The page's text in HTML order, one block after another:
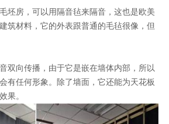
坯房，可以用隔音毡来隔音，这也是欧美
筑材料，它的外表跟普通的毛毡很像，但
双向传播，由于它是嵌在墙体内部，所以
有任何形象。除了墙面，它还能为天花板
果。